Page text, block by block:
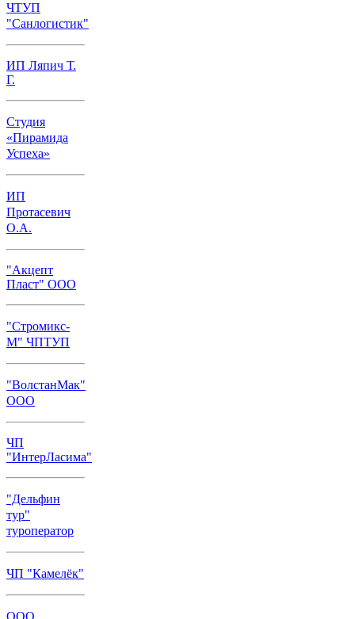
ЧТУП
"Санлогистик"
ИП Ляпич Т.
Г.
Студия
«Пирамида
Успеха»
ИП
Протасевич
О.А.
"Акцепт
Пласт" ООО
"Стромикс-
М" ЧПТУП
"ВолстанМак"
ООО
ЧП
"ИнтерЛасима"
"Дельфин
тур"
туроператор
ЧП "Камелёк"
ООО